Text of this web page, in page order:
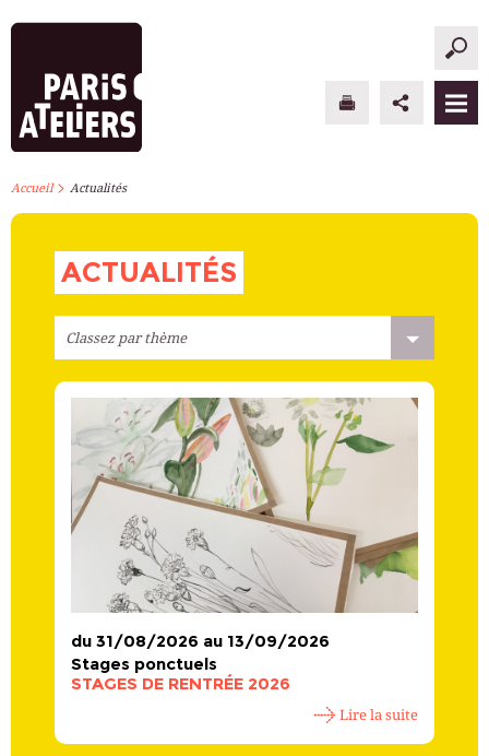
ATELIERS À L’ANNÉE
STAGES PONCTUELS
INFOS PRATIQUES
S’INSCRIRE
Accueil> Actualités
ACTUALITÉS
du 31/08/2026 au 13/09/2026
Stages ponctuels
STAGES DE RENTRÉE 2026
Lire la suite